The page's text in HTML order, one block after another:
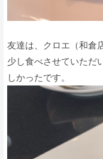
友達は、クロエ（和倉
少し食べさせていただ
しかったです。